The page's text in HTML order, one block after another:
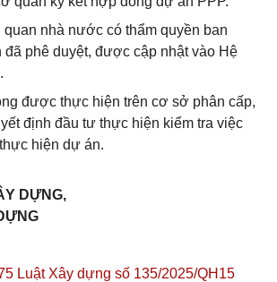
nhà nước có thẩm quyền ban
phê duyệt, được cập nhật vào Hệ
được thực hiện trên cơ sở phân cấp,
định đầu tư thực hiện kiểm tra việc
hiện dự án.
DỰNG,
Luật Xây dựng số 135/2025/QH15